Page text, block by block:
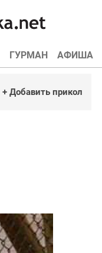
ГУРМАН АФИША
+ Добавить прикол